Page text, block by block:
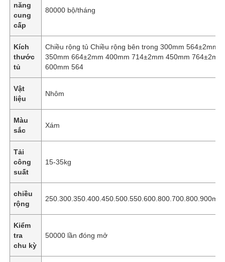
năng
cung
cấp
80000 bộ/tháng
Kích
thước
tủ
Chiều rộng tủ Chiều rộng bên trong 300mm 564±2mm
350mm 664±2mm 400mm 714±2mm 450mm 764±2mm
600mm 564
Vật
liệu
Nhôm
Màu
sắc
Xám
Tải
công
suất
15-35kg
chiều
rộng
250.300.350.400.450.500.550.600.800.700.800.900mm
Kiểm
tra
chu kỳ
50000 lần đóng mở